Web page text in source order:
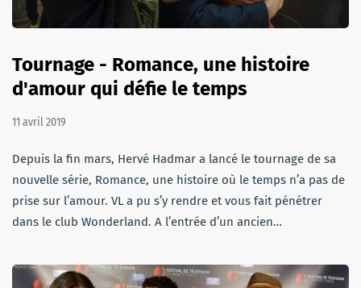
Tournage - Romance, une histoire
d'amour qui défie le temps
11 avril 2019
Depuis la fin mars, Hervé Hadmar a lancé le tournage de sa
nouvelle série, Romance, une histoire où le temps n’a pas de
prise sur l’amour. VL a pu s’y rendre et vous fait pénétrer
dans le club Wonderland. A l’entrée d’un ancien…